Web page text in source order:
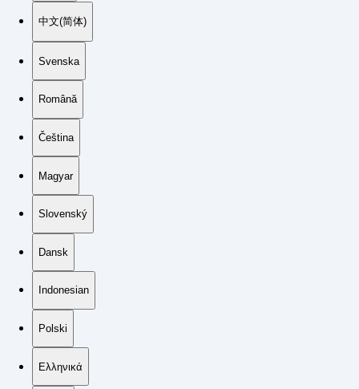
中文(简体)
Svenska
Română
Čeština
Magyar
Slovenský
Dansk
Indonesian
Polski
Ελληνικά